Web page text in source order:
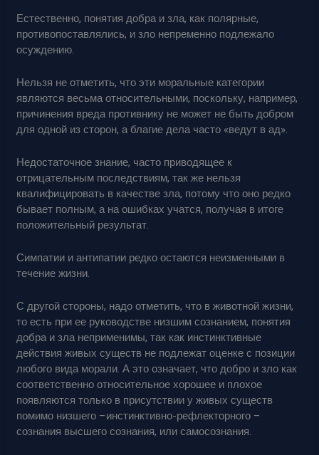
Естественно, понятия добра и зла, как полярные,
противопоставлялись, и зло непременно подлежало
осуждению.
Нельзя не отметить, что эти моральные категории
являются весьма относительными, поскольку, например,
причинения вреда противнику не может не быть добром
для одной из сторон, а благие дела часто «ведут в ад».
Недостаточное знание, часто приводящее к
отрицательным последствиям, так же нельзя
квалифицировать в качестве зла, потому что оно редко
бывает полным, а на ошибках учатся, получая в итоге
положительный результат.
Симпатии и антипатии редко остаются неизменными в
течение жизни.
С другой стороны, надо отметить, что в животной жизни,
то есть при ее руководстве низшим сознанием, понятия
добра и зла неприменимы, так как инстинктивные
действия живых существ не подлежат оценке с позиции
любого вида морали. А это означает, что добро и зло как
соответственно относительное хорошее и плохое
появляются только в присутствии у живых существ
помимо низшего –инстинктивно-рефлекторного –
сознания высшего сознания, или самосознания.